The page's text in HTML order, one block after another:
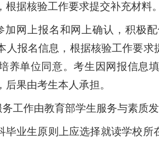
据核验工作要求提交补充材料。
加网上报名和网上确认，积极
人报名信息，根据核验工作要
养单位同意。考生因网报信息
果由考生本人承担。
工作由教育部学生服务与素质发
毕业生原则上应选择就读学校